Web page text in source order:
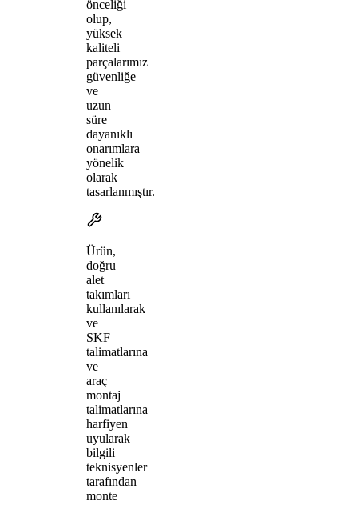
önceliği
olup,
yüksek
kaliteli
parçalarımız
güvenliğe
ve
uzun
süre
dayanıklı
onarımlara
yönelik
olarak
tasarlanmıştır.
Ürün,
doğru
alet
takımları
kullanılarak
ve
SKF
talimatlarına
ve
araç
montaj
talimatlarına
harfiyen
uyularak
bilgili
teknisyenler
tarafından
monte